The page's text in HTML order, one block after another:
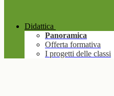
Didattica
Panoramica
Offerta formativa
I progetti delle classi